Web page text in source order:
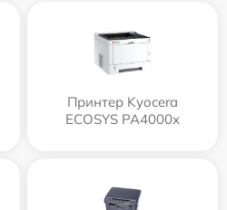
Принтер Kyocera
ECOSYS PA4000x